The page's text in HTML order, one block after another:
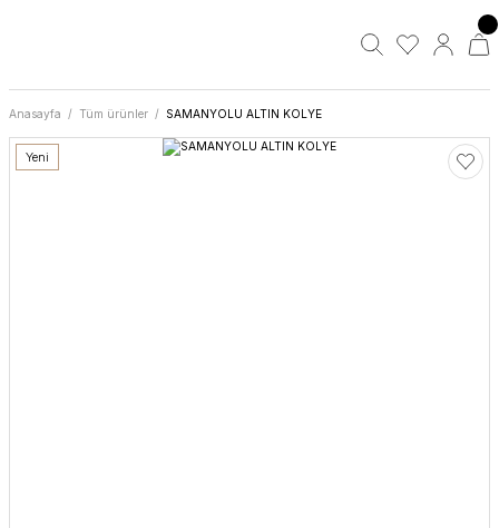
Anasayfa Tüm ürünler SAMANYOLU ALTIN KOLYE
Yeni